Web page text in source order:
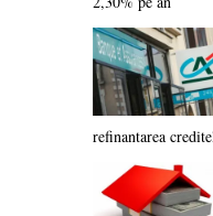
refinantarea